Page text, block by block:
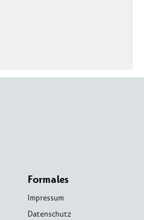
Formales
Impressum
Datenschutz